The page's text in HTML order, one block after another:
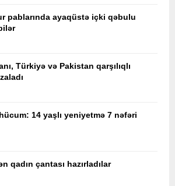
pablarında ayaqüstə içki qəbulu
Türkiyə və Pakistan qarşılıqlı
14 yaşlı yeniyetmə 7 nəfəri
qadın çantası hazırladılar